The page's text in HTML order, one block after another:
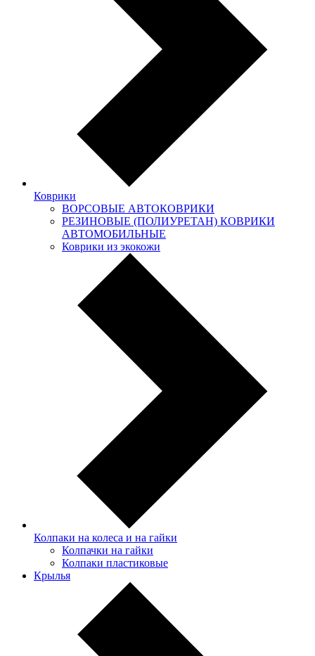
Коврики
ВОРСОВЫЕ АВТОКОВРИКИ
РЕЗИНОВЫЕ (ПОЛИУРЕТАН) КОВРИКИ
АВТОМОБИЛЬНЫЕ
Коврики из экокожи
Колпаки на колеса и на гайки
Колпачки на гайки
Колпаки пластиковые
Крылья